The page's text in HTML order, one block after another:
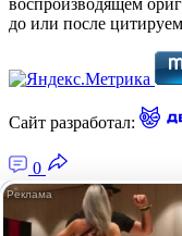
до или после
Сайт разработал:
0